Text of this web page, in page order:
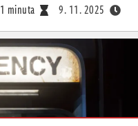
1 minuta 9. 11. 2025